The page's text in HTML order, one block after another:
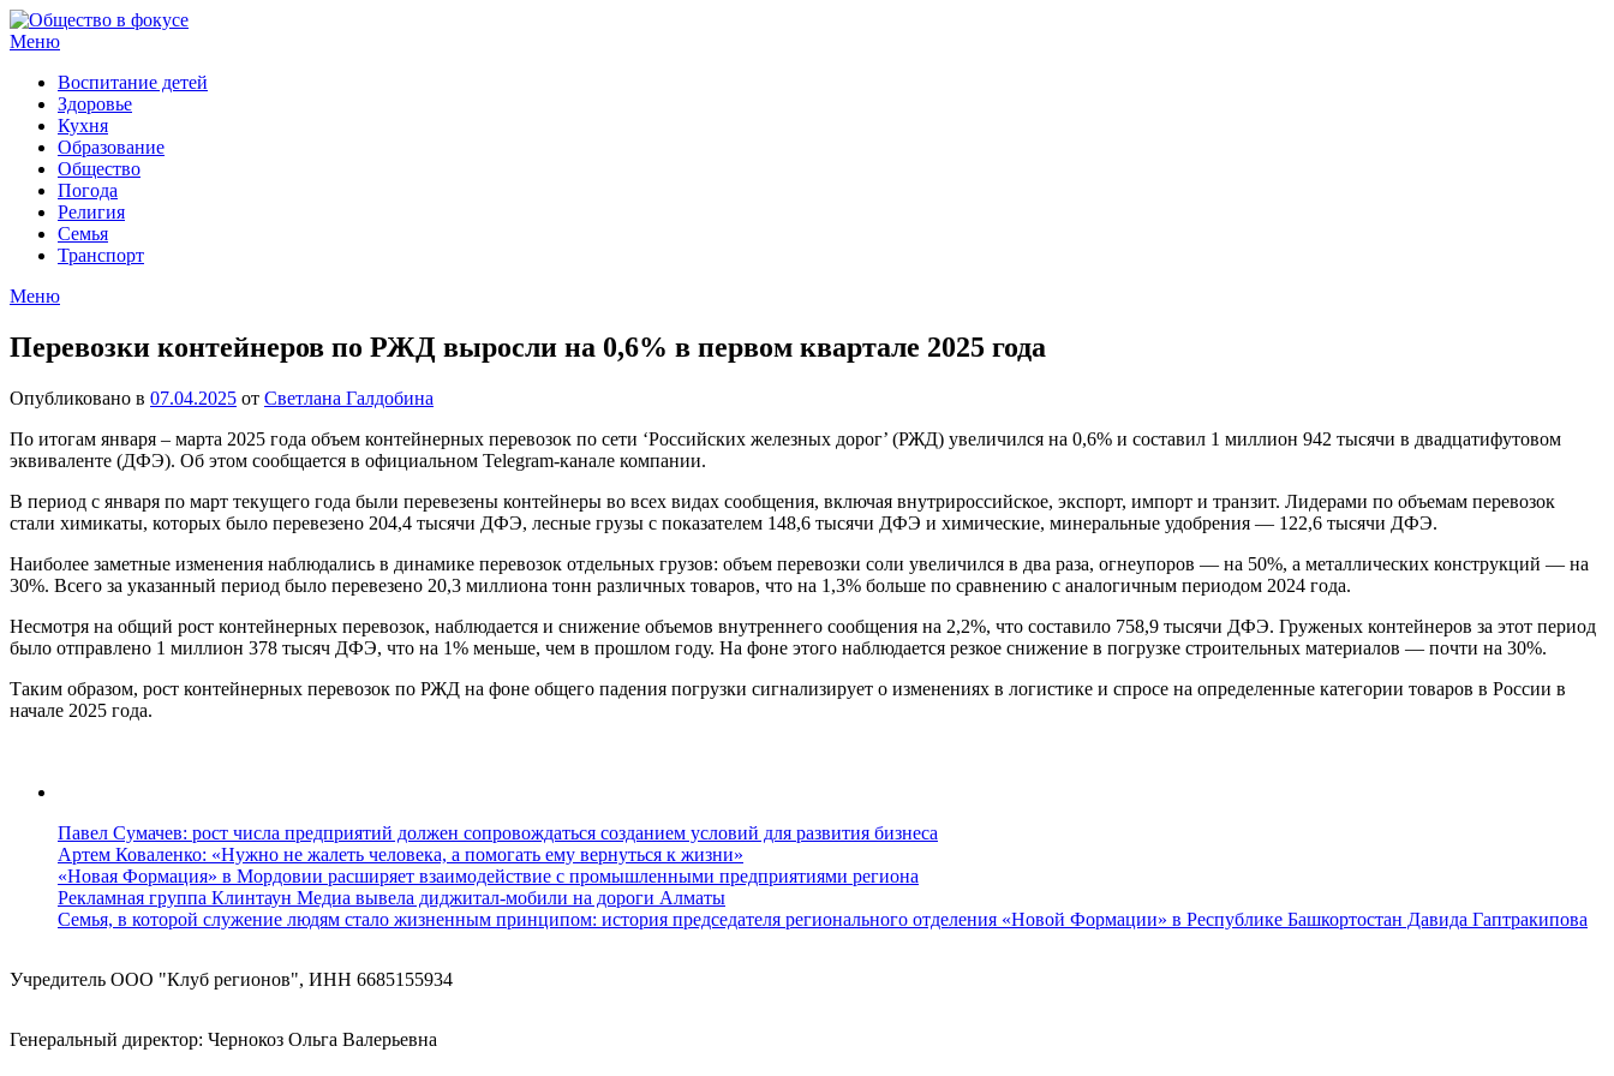
Перейти
к
Меню
Воспитание детей
Здоровье
Кухня
Образование
Общество
Погода
Религия
Семья
Транспорт
Меню
Перевозки контейнеров по РЖД выросли на 0,6% в первом квартале 2025 года
Опубликовано в 07.04.2025 от Светлана Галдобина
По итогам января – марта 2025 года объем контейнерных перевозок по сети ‘Российских железных дорог’ (РЖД) увеличился на 0,6% и составил 1 миллион 942 тысячи в двадцатифутовом
эквиваленте (ДФЭ). Об этом сообщается в официальном Telegram-канале компании.
В период с января по март текущего года были перевезены контейнеры во всех видах сообщения, включая внутрироссийское, экспорт, импорт и транзит. Лидерами по объемам перевозок
стали химикаты, которых было перевезено 204,4 тысячи ДФЭ, лесные грузы с показателем 148,6 тысячи ДФЭ и химические, минеральные удобрения — 122,6 тысячи ДФЭ.
Наиболее заметные изменения наблюдались в динамике перевозок отдельных грузов: объем перевозки соли увеличился в два раза, огнеупоров — на 50%, а металлических конструкций — на
30%. Всего за указанный период было перевезено 20,3 миллиона тонн различных товаров, что на 1,3% больше по сравнению с аналогичным периодом 2024 года.
Несмотря на общий рост контейнерных перевозок, наблюдается и снижение объемов внутреннего сообщения на 2,2%, что составило 758,9 тысячи ДФЭ. Груженых контейнеров за этот период
было отправлено 1 миллион 378 тысяч ДФЭ, что на 1% меньше, чем в прошлом году. На фоне этого наблюдается резкое снижение в погрузке строительных материалов — почти на 30%.
Таким образом, рост контейнерных перевозок по РЖД на фоне общего падения погрузки сигнализирует о изменениях в логистике и спросе на определенные категории товаров в России в
начале 2025 года.
Павел Сумачев: рост числа предприятий должен сопровождаться созданием условий для развития бизнеса
Артем Коваленко: «Нужно не жалеть человека, а помогать ему вернуться к жизни»
«Новая Формация» в Мордовии расширяет взаимодействие с промышленными предприятиями региона
Рекламная группа Клинтаун Медиа вывела диджитал-мобили на дороги Алматы
Семья, в которой служение людям стало жизненным принципом: история председателя регионального отделения «Новой Формации» в Республике Башкортостан Давида Гаптракипова
Учредитель ООО "Клуб регионов", ИНН 6685155934
Генеральный директор: Чернокоз Ольга Валерьевна